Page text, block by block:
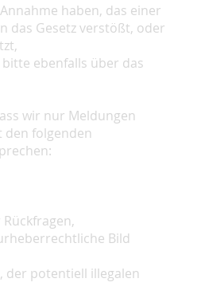
haben, das einer
das Gesetz verstößt, oder
ebenfalls über das
wir nur Meldungen
den folgenden
Bild
der potentiell illegalen